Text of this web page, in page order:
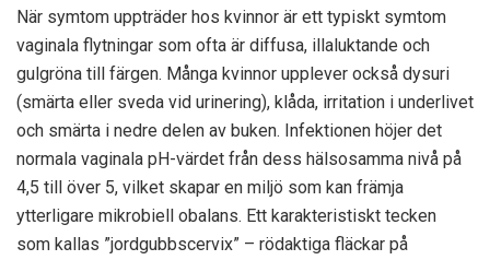
När symtom uppträder hos kvinnor är ett typiskt symtom
vaginala flytningar som ofta är diffusa, illaluktande och
gulgröna till färgen. Många kvinnor upplever också dysuri
(smärta eller sveda vid urinering), klåda, irritation i underlivet
och smärta i nedre delen av buken. Infektionen höjer det
normala vaginala pH-värdet från dess hälsosamma nivå på
4,5 till över 5, vilket skapar en miljö som kan främja
ytterligare mikrobiell obalans. Ett karakteristiskt tecken
som kallas ”jordgubbscervix” – rödaktiga fläckar på